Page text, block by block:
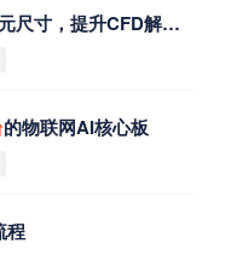
尺寸，提升CFD解决
的物联网AI核心板
程